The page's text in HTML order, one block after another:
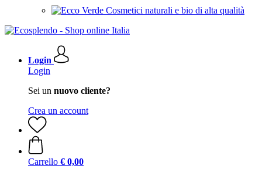
Cosmetici naturali e bio di alta qualità
Login
Login
Sei un nuovo cliente?
Crea un account
Carrello € 0,00